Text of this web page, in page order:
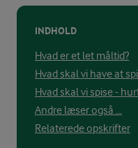
INDHOLD
Hvad er et let måltid?
Hvad skal vi have at
Hvad skal vi spise -
Andre læser også ...
Relaterede opskrifter